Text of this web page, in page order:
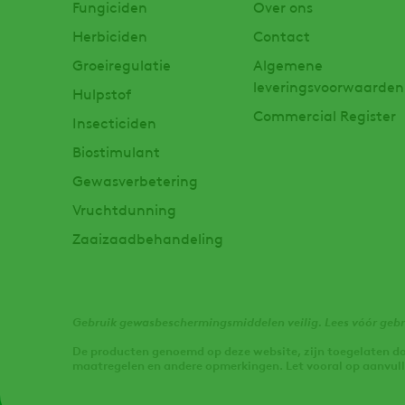
Fungiciden
Herbiciden
Groeiregulatie
Hulpstof
Insecticiden
Biostimulant
Gewasverbetering
Vruchtdunning
Zaaizaadbehandeling
Over ons
Contact
Algemene
leveringsvoorwaarden
Commercial Register
Gebruik gewasbeschermingsmiddelen veilig. Lees vóór
De producten genoemd op deze website, zijn
maatregelen en andere opmerkingen. Let vooral op